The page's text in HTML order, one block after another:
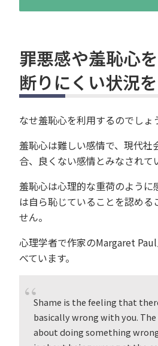
罪悪感や羞恥心を
断りにくい状況
なせ羞恥心を利用するのでしょ
羞恥心は難しい感情で、現代社
合、良くない感情とみなされて
羞恥心は心理的な重荷のように
は自ら恥じていることを認める
せん。
心理学者で作家のMargaret
べています。
Shame is the feeling that
basically wrong with you.
about doing something